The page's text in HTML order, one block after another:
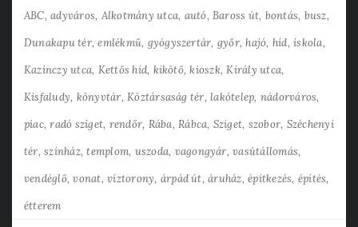
ABC adyváros Alkotmány utca autó Baross út bontás busz
Dunakapu tér emlékmű gyógyszertár győr hajó híd iskola
Kazinczy utca Kettős híd kikötő kioszk Király utca
Kisfaludy könyvtár Köztársaság tér lakótelep nádorváros
piac radó sziget rendőr Rába Rábca Sziget szobor Széchenyi
tér színház templom uszoda vagongyár vasútállomás
vendéglő vonat víztorony árpád út áruház építkezés építés
étterem